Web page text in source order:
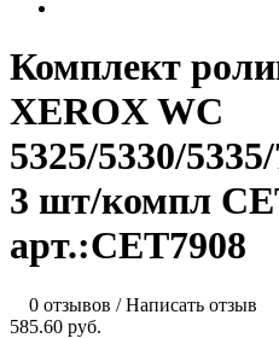
Комплект
XEROX WC
5325/5330/
3 шт/компл
арт.:CET7908
0 отзывов /Написать отзыв
585.60 руб.